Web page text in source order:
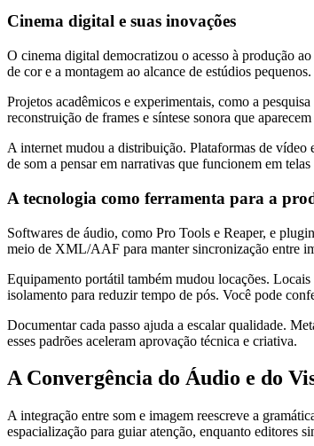
Cinema digital e suas inovações
O cinema digital democratizou o acesso à produção
de cor e a montagem ao alcance de estúdios
Projetos acadêmicos e experimentais, como a
reconstruição de frames e síntese sonora que
A internet mudou a distribuição. Plataformas de vídeo
de som a pensar em narrativas que funcionem em
A tecnologia como ferramenta para a
Softwares de áudio, como Pro Tools e Reaper, e
meio de XML/AAF para manter sincronização entre
Equipamento portátil também mudou locações.
isolamento para reduzir tempo de pós. Você pode
Documentar cada passo ajuda a escalar qualidade.
esses padrões aceleram aprovação técnica e criativa.
A Convergência do Áudio e do
A integração entre som e imagem reescreve a
espacialização para guiar atenção, enquanto editores